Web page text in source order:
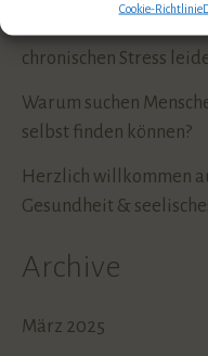
Cookie-Richtlinie
chronischen Stress
Warum suchen
selbst finden können?
Herzlich willkommen
Gesundheit &
Archive
März 2025